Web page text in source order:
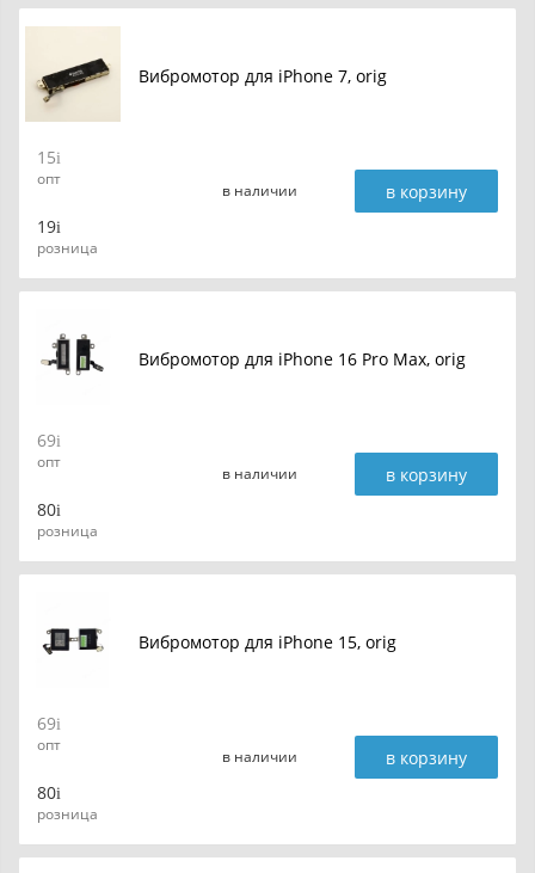
Вибромотор для iPhone 7, orig
15
опт
19
розница
в наличии в корзину
Вибромотор для iPhone 16 Pro Max, orig
69
опт
80
розница
в наличии в корзину
Вибромотор для iPhone 15, orig
69
опт
80
розница
в наличии в корзину